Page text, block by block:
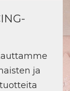
ja